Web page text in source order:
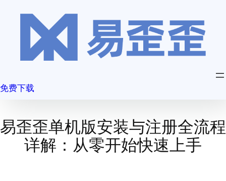
免费下载
易歪歪单机版安装与注册全流程
详解：从零开始快速上手